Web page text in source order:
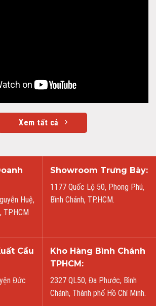
Xem tất cả
Huệ,
TPHCM
Showroom Trưng Bày:
1177 Quốc Lộ 50, Phong Phú,
Bình Chánh, TP.HCM.
Cầu
Đức
Kho Hàng Bình Chánh
TPHCM:
2327 QL50, Đa Phước, Bình
Chánh, Thành phố Hồ Chí Minh.